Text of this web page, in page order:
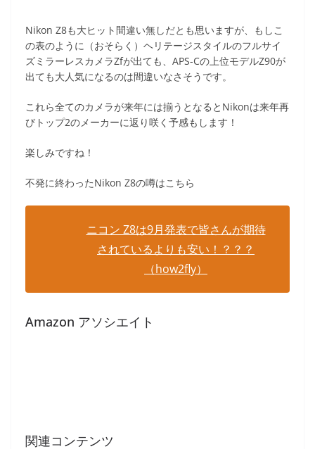
Nikon Z8も大ヒット間違い無しだとも思いますが、もしこ
の表のように（おそらく）ヘリテージスタイルのフルサイ
ズミラーレスカメラZfが出ても、APS-Cの上位モデルZ90が
出ても大人気になるのは間違いなさそうです。
これら全てのカメラが来年には揃うとなるとNikonは来年再
びトップ2のメーカーに返り咲く予感もします！
楽しみですね！
不発に終わったNikon Z8の噂はこちら
ニコン Z8は9月発表で皆さんが期待
されているよりも安い！？？？
（how2fly）
Amazon アソシエイト
関連コンテンツ